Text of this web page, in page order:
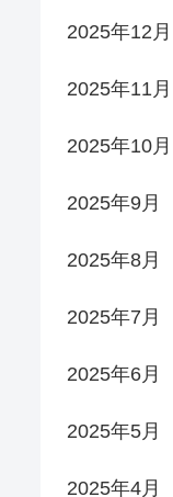
2025年12月
2025年11月
2025年10月
2025年9月
2025年8月
2025年7月
2025年6月
2025年5月
2025年4月